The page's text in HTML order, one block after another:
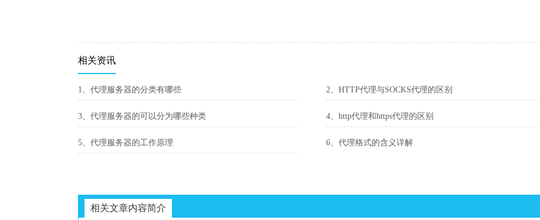
相关资讯
1、代理服务器的分类有哪些 2、HTTP代理与SOCKS代理的区别
3、代理服务器的可以分为哪些种类 4、http代理和https代理的区别
5、代理服务器的工作原理 6、代理格式的含义详解
相关文章内容简介